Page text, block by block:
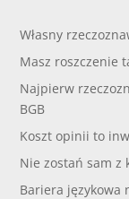
Własny
Masz roszczenie
Najpierw
BGB
Koszt opinii to
Nie zostań sam z
Bariera językowa